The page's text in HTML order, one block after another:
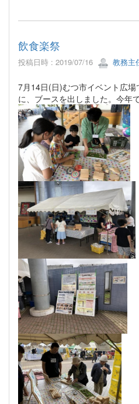
飲食楽祭
投稿日時 : 2019/07/16 教務主
7月14日(日)むつ市イベント広
に、ブースを出しました。今年